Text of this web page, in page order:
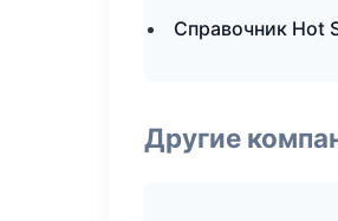
Справочник Hot
Другие